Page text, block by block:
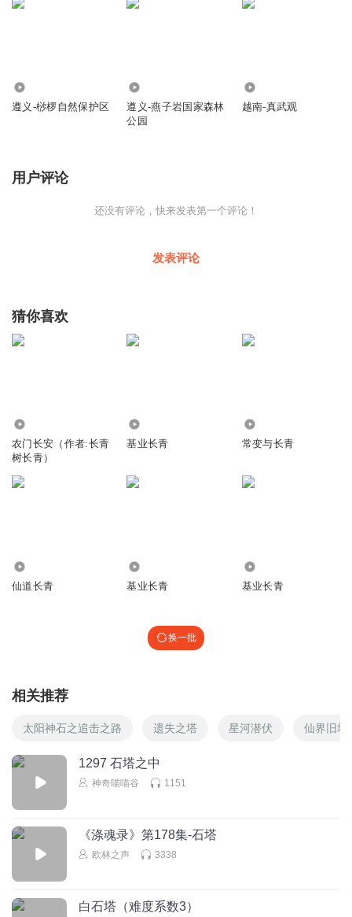
遵义-桫椤自然保护区
遵义-燕子岩国家森林
公园
越南-真武观
用户评论
还没有评论，快来发表第一个评论！
发表评论
猜你喜欢
农门长安（作者:长青
树长青）
基业长青 常变与长青
仙道长青 基业长青 基业长青
换一批
相关推荐
太阳神石之追击之路 遗失之塔 星河潜伏 仙界旧址
1297 石塔之中
神奇喵喵谷 1151
《涤魂录》第178集-石塔
欧林之声 3338
白石塔（难度系数3）